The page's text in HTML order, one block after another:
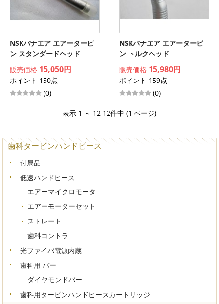
NSKパナエア エアータービ
ン スタンダードヘッド
販売価格 15,050円
ポイント 150点
(0)
NSKパナエア エアータービ
ン トルクヘッド
販売価格 15,980円
ポイント 159点
(0)
表示 1 ～ 12 12件中 (1 ページ)
歯科タービンハンドピース
付属品
低速ハンドピース
エアーマイクロモータ
エアーモーターセット
ストレート
歯科コントラ
光ファイバ電源内蔵
歯科用 バー
ダイヤモンドバー
歯科用タービンハンドピースカートリッジ